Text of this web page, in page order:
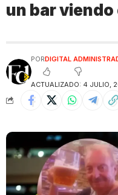
un bar viendo
ACTUALIZADO: 4 JULIO,
PORDIGITAL